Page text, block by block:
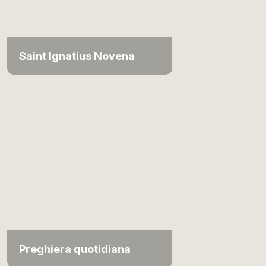
Saint Ignatius Novena
Preghiera quotidiana